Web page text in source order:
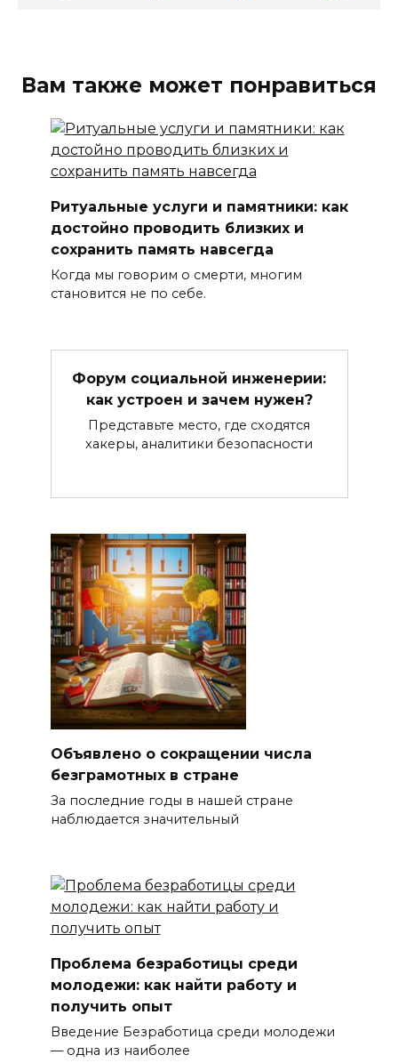
Вам также может понравиться
Ритуальные услуги и памятники: как
достойно проводить близких и
сохранить память навсегда
Когда мы говорим о смерти, многим
становится не по себе.
Форум социальной инженерии:
как устроен и зачем нужен?
Представьте место, где сходятся
хакеры, аналитики безопасности
Объявлено о сокращении числа
безграмотных в стране
За последние годы в нашей стране
наблюдается значительный
Проблема безработицы среди
молодежи: как найти работу и
получить опыт
Введение Безработица среди молодежи
— одна из наиболее